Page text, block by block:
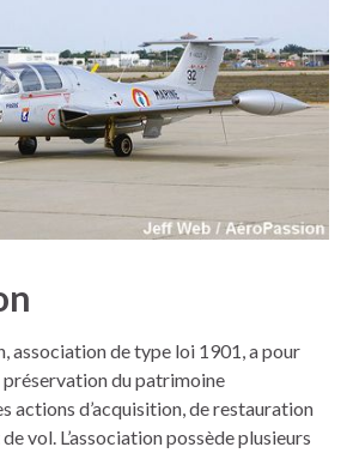
association de type loi 1901, a pour
du patrimoine
actions d’acquisition, de restauration
vol. L’association possède plusieurs